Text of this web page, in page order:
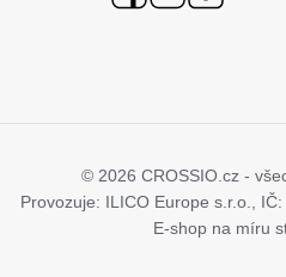
© 2026 CROSSIO.cz -
Provozuje: ILICO Europe s.r.o.,
E‑shop na míru